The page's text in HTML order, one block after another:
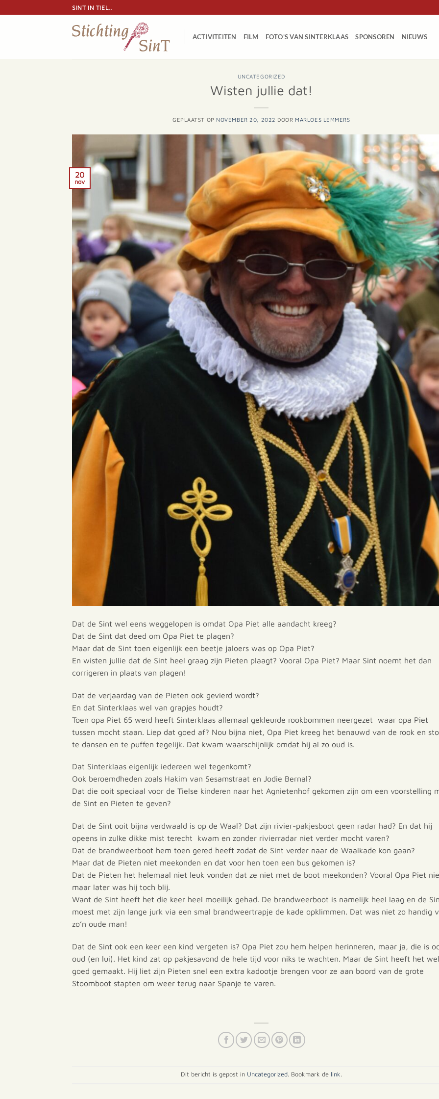
naar
SINT IN TIEL..
ACTIVITEITEN FILM FOTO’S VAN SINTERKLAAS SPONSOREN NIEUWS
UNCATEGORIZED
Wisten jullie dat!
GEPLAATST OP NOVEMBER 20, 2022 DOOR MARLOES LEMMERS
20
nov
Dat de Sint wel eens weggelopen is omdat Opa Piet alle aandacht kreeg?
Dat de Sint dat deed om Opa Piet te plagen?
Maar dat de Sint toen eigenlijk een beetje jaloers was op Opa Piet?
En wisten jullie dat de Sint heel graag zijn Pieten plaagt? Vooral Opa Piet? Maar Sint noemt het dan
corrigeren in plaats van plagen!
Dat de verjaardag van de Pieten ook gevierd wordt?
En dat Sinterklaas wel van grapjes houdt?
Toen opa Piet 65 werd heeft Sinterklaas allemaal gekleurde rookbommen neergezet waar opa Piet
tussen mocht staan. Liep dat goed af? Nou bijna niet, Opa Piet kreeg het benauwd van de rook en
te dansen en te puffen tegelijk. Dat kwam waarschijnlijk omdat hij al zo oud is.
Dat Sinterklaas eigenlijk iedereen wel tegenkomt?
Ook beroemdheden zoals Hakim van Sesamstraat en Jodie Bernal?
Dat die ooit speciaal voor de Tielse kinderen naar het Agnietenhof gekomen zijn om een voorstelling
de Sint en Pieten te geven?
Dat de Sint ooit bijna verdwaald is op de Waal? Dat zijn rivier-pakjesboot geen radar had? En dat hij
opeens in zulke dikke mist terecht kwam en zonder rivierradar niet verder mocht varen?
Dat de brandweerboot hem toen gered heeft zodat de Sint verder naar de Waalkade kon gaan?
Maar dat de Pieten niet meekonden en dat voor hen toen een bus gekomen is?
Dat de Pieten het helemaal niet leuk vonden dat ze niet met de boot meekonden? Vooral Opa Piet
maar later was hij toch blij.
Want de Sint heeft het die keer heel moeilijk gehad. De brandweerboot is namelijk heel laag en de
moest met zijn lange jurk via een smal brandweertrapje de kade opklimmen. Dat was niet zo handig
zo’n oude man!
Dat de Sint ook een keer een kind vergeten is? Opa Piet zou hem helpen herinneren, maar ja, die is
oud (en lui). Het kind zat op pakjesavond de hele tijd voor niks te wachten. Maar de Sint heeft het wel
goed gemaakt. Hij liet zijn Pieten snel een extra kadootje brengen voor ze aan boord van de grote
Stoomboot stapten om weer terug naar Spanje te varen.
Dit bericht is gepost in Uncategorized. Bookmark de link.